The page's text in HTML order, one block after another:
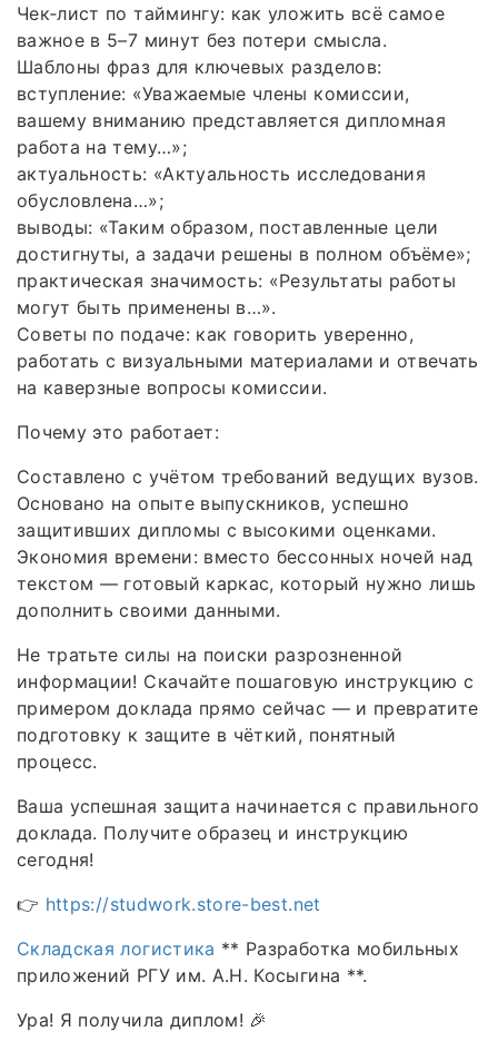
Чек‑лист по таймингу: как уложить всё самое
важное в 5–7 минут без потери смысла.
Шаблоны фраз для ключевых разделов:
вступление: «Уважаемые члены комиссии,
вашему вниманию представляется дипломная
работа на тему…»;
актуальность: «Актуальность исследования
обусловлена…»;
выводы: «Таким образом, поставленные цели
достигнуты, а задачи решены в полном объёме»;
практическая значимость: «Результаты работы
могут быть применены в…».
Советы по подаче: как говорить уверенно,
работать с визуальными материалами и отвечать
на каверзные вопросы комиссии.
Почему это работает:
Составлено с учётом требований ведущих вузов.
Основано на опыте выпускников, успешно
защитивших дипломы с высокими оценками.
Экономия времени: вместо бессонных ночей над
текстом — готовый каркас, который нужно лишь
дополнить своими данными.
Не тратьте силы на поиски разрозненной
информации! Скачайте пошаговую инструкцию с
примером доклада прямо сейчас — и превратите
подготовку к защите в чёткий, понятный
процесс.
Ваша успешная защита начинается с правильного
доклада. Получите образец и инструкцию
сегодня!
👉 https://studwork.store-best.net
Складская логистика ** Разработка мобильных
приложений РГУ им. А.Н. Косыгина **.
Ура! Я получила диплом! 🎉